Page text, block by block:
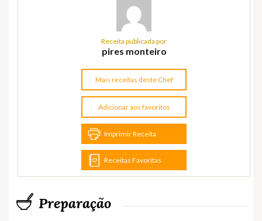
Receita publicada por
pires monteiro
Mais receitas deste Chef
Adicionar aos favoritos
Imprimir Receita
Receitas Favoritas
Preparação